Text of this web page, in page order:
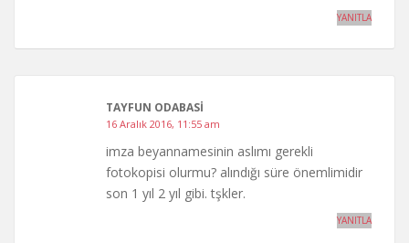
YANITLA
TAYFUN ODABASI
16 Aralık 2016, 11:55 am
imza beyannamesinin aslımı gerekli
fotokopisi olurmu? alındığı süre önemlimidir
son 1 yıl 2 yıl gibi. tşkler.
YANITLA